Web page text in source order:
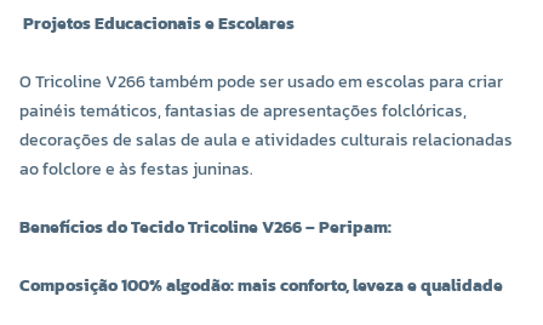
Projetos Educacionais e Escolares
O Tricoline V266 também pode ser usado em escolas para criar
painéis temáticos, fantasias de apresentações folclóricas,
decorações de salas de aula e atividades culturais relacionadas
ao folclore e às festas juninas.
Benefícios do Tecido Tricoline V266 – Peripam:
Composição 100% algodão: mais conforto, leveza e qualidade